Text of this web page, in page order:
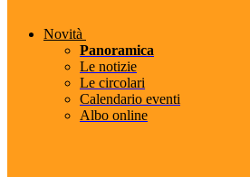
Novità
Panoramica
Le notizie
Le circolari
Calendario eventi
Albo online